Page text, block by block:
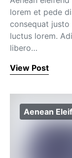
lorem et pede
consequat justo
luctus lorem.
libero…
View Post
Aenean